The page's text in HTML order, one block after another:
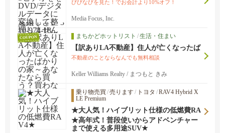
びびなびを見た！でお会計より10%オフ！
Media Focus, Inc.
まちかどホットリスト /生活・住まい
【訳ありLA不動産】住人が亡くなったば
かりの家～あなたなら買う？買わない？
ンティ不動産★リバーサイドカウンティ
不動産★サンバ...
不動産のことならなんでも無料相談
Keller Williams Realty / まつもと きみ
COUPON
乗り物売買 /売ります/ トヨタ /RAV4 Hybrid X
LE Premium
★大人気！ハイブリット仕様の低燃費RA
V4★
★高年式！普段使いからアドベンチャー
まで使える多用途SUV★